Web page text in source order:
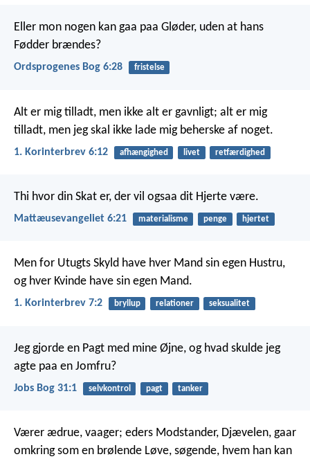
Eller mon nogen kan gaa paa Gløder, uden at hans
Fødder brændes?
Ordsprogenes Bog 6:28 fristelse
Alt er mig tilladt, men ikke alt er gavnligt; alt er mig
tilladt, men jeg skal ikke lade mig beherske af noget.
1. Korinterbrev 6:12 afhængighed livet retfærdighed
Thi hvor din Skat er, der vil ogsaa dit Hjerte være.
Mattæusevangeliet 6:21 materialisme penge hjertet
Men for Utugts Skyld have hver Mand sin egen Hustru,
og hver Kvinde have sin egen Mand.
1. Korinterbrev 7:2 bryllup relationer seksualitet
Jeg gjorde en Pagt med mine Øjne, og hvad skulde jeg
agte paa en Jomfru?
Jobs Bog 31:1 selvkontrol pagt tanker
Værer ædrue, vaager; eders Modstander, Djævelen, gaar
omkring som en brølende Løve, søgende, hvem han kan